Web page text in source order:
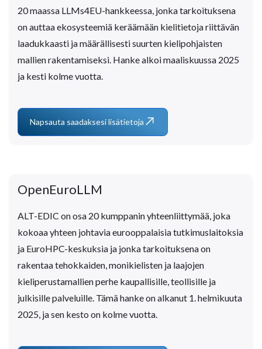
20 maassa LLMs4EU-hankkeessa, jonka tarkoituksena
on auttaa ekosysteemiä keräämään kielitietoja riittävän
laadukkaasti ja määrällisesti suurten kielipohjaisten
mallien rakentamiseksi. Hanke alkoi maaliskuussa 2025
ja kesti kolme vuotta.
Napsauta saadaksesi lisätietoja
OpenEuroLLM
ALT-EDIC on osa 20 kumppanin yhteenliittymää, joka
kokoaa yhteen johtavia eurooppalaisia tutkimuslaitoksia
ja EuroHPC-keskuksia ja jonka tarkoituksena on
rakentaa tehokkaiden, monikielisten ja laajojen
kieliperustamallien perhe kaupallisille, teollisille ja
julkisille palveluille. Tämä hanke on alkanut 1. helmikuuta
2025, ja sen kesto on kolme vuotta.